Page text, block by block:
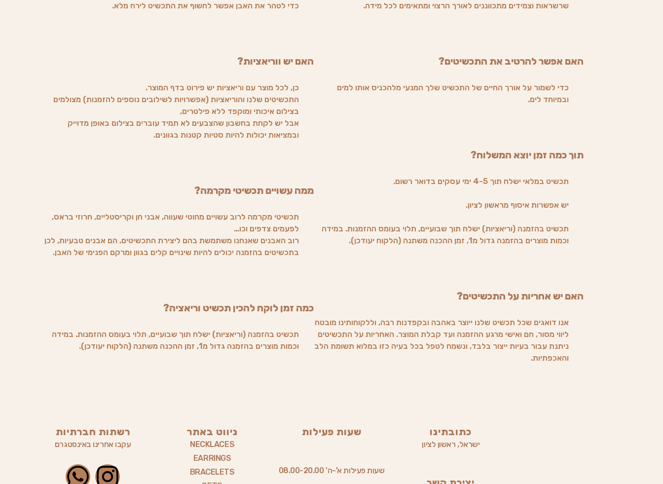
שרשראות וצמידים מתכווננים לאורך הרצוי ומתאימים לכל מידה.
האם אפשר להרטיב את התכשיטים?
כדי לשמור על אורך החיים של התכשיט שלך המנעי מלהכניס אותו למים
ובמיוחד לים.
תוך כמה זמן יוצא המשלוח?
תכשיט במלאי ישלח תוך 4-5 ימי עסקים בדואר רשום.
יש אפשרות איסוף מראשון לציון.
תכשיט בהזמנה (וריאציות) ישלח תוך שבועיים, תלוי בעומס ההזמנות. במידה
וכמות מוצרים בהזמנה גדול מ1, זמן ההכנה משתנה (הלקוח יעודכן).
האם יש אחריות על התכשיטים?
אנו דואגים שכל תכשיט שלנו ייוצר באהבה ובקפדנות רבה, וללקוחותינו מובטח
ליווי מסור, חם ואישי מרגע ההזמנה ועד קבלת המוצר. האחריות על התכשיטים
ניתנת עבור בעיות ייצור בלבד, ונשמח לטפל בכל בעיה כזו במלוא תשומת הלב
והאכפתיות.
כדי לטהר את האבן אפשר לחשוף את התכשיט לירח מלא.
האם יש ווריאציות?
כן, לכל מוצר עם וריאציות יש פירוט בדף המוצר.
התכשיטים שלנו והוריאציות (אפשרויות לשילובים נוספים להזמנות) מצולמים
בצילום איכותי ומוקפד ללא פילטרים,
אבל יש לקחת בחשבון שהצבעים לא תמיד עוברים בצילום באופן מדוייק
ובמציאות יכולות להיות סטיות קטנות בגוונים.
ממה עשויים תכשיטי מקרמה?
תכשיטי מקרמה לרוב עשויים מחוטי שעווה, אבני חן וקריסטליים, חרוזי בראס,
לפעמים צדפים וכו…
רוב האבנים שאנחנו משתמשת בהם ליצירת התכשיטים, הם אבנים טבעיות, לכן
בתכשיטים בהזמנה יכולים להיות שינויים קלים בגוון ומרקם הפנימי של האבן.
כמה זמן לוקח להכין תכשיט וריאציה?
תכשיט בהזמנה (וריאציות) ישלח תוך שבועיים, תלוי בעומס ההזמנות. במידה
וכמות מוצרים בהזמנה גדול מ1, זמן ההכנה משתנה (הלקוח יעודכן).
כתובתינו
ישראל, ראשון לציון
שעות פעילות
שעות פעילות א'-ה' 08.00-20.00
ניווט באתר
NECKLACES
EARRINGS
BRACELETS
רשתות חברתיות
עקבו אחרינו באינסטגרם
I
W